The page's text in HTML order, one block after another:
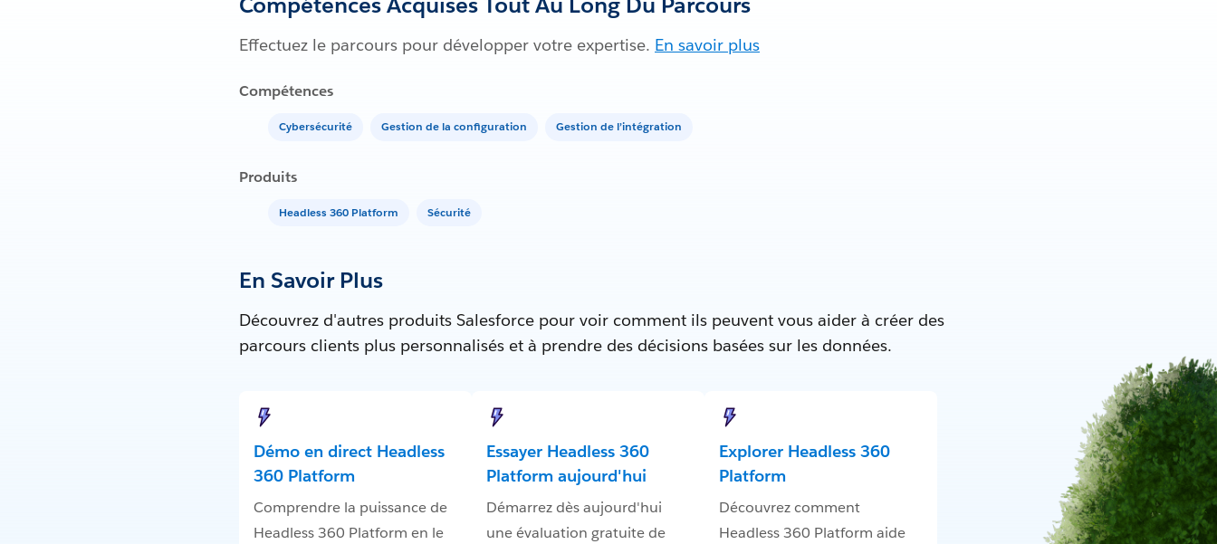
Effectuez le parcours pour développer votre expertise. En savoir plus
Compétences
Cybersécurité Gestion de la configuration Gestion de l’intégration
Produits
Headless 360 Platform Sécurité
En Savoir Plus
Découvrez d'autres produits Salesforce pour voir comment ils peuvent vous aider à créer des
parcours clients plus personnalisés et à prendre des décisions basées sur les données.
Démo en direct Headless
360 Platform
Comprendre la puissance de
Headless 360 Platform en le
Essayer Headless 360
Platform aujourd'hui
Démarrez dès aujourd'hui
une évaluation gratuite de
Explorer Headless 360
Platform
Découvrez comment
Headless 360 Platform aide